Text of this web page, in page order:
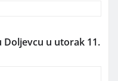
u utorak 11.